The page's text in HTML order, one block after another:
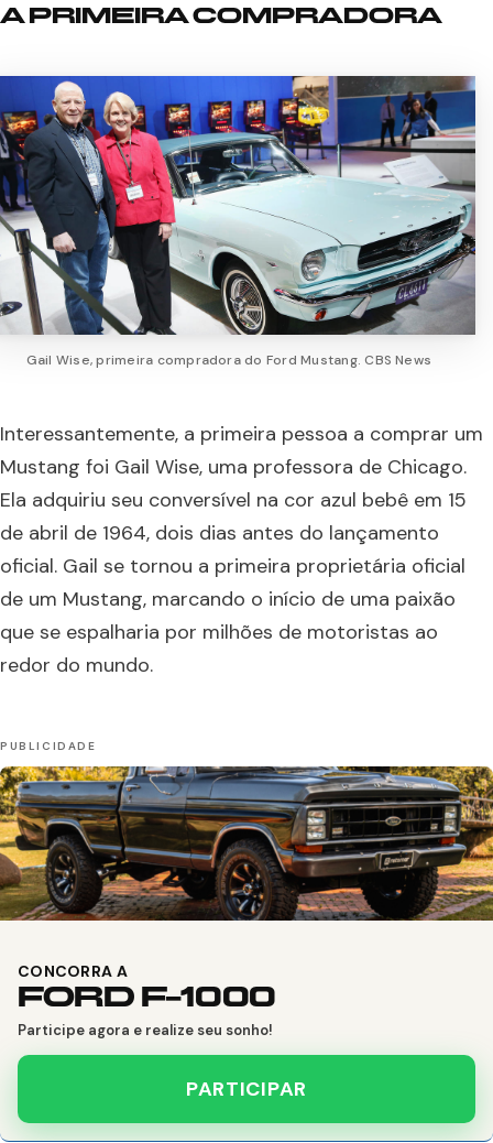
A PRIMEIRA COMPRADORA
Gail Wise, primeira compradora do Ford Mustang. CBS News
Interessantemente, a primeira pessoa a comprar um
Mustang foi Gail Wise, uma professora de Chicago.
Ela adquiriu seu conversível na cor azul bebê em 15
de abril de 1964, dois dias antes do lançamento
oficial. Gail se tornou a primeira proprietária oficial
de um Mustang, marcando o início de uma paixão
que se espalharia por milhões de motoristas ao
redor do mundo.
CONCORRA A
FORD F-1000
Participe agora e realize seu sonho!
PARTICIPAR